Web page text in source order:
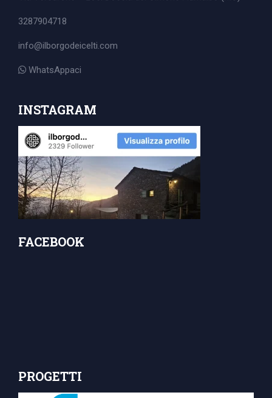
3287904718
info@ilborgodeicelti.com
WhatsAppaci
INSTAGRAM
FACEBOOK
PROGETTI
Search